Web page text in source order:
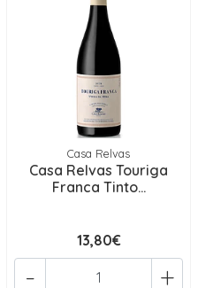
Casa Relvas
Casa Relvas Touriga
Franca Tinto...
13,80€
+
-